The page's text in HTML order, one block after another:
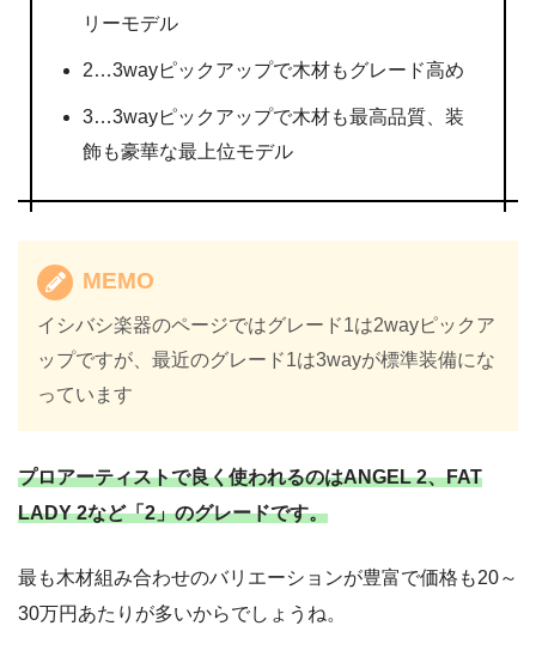
リーモデル
2…3wayピックアップで木材もグレード高め
3…3wayピックアップで木材も最高品質、装
飾も豪華な最上位モデル
MEMO
イシバシ楽器のページではグレード1は2wayピックア
ップですが、最近のグレード1は3wayが標準装備にな
っています
プロアーティストで良く使われるのはANGEL 2、FAT
LADY 2など「2」のグレードです。
最も木材組み合わせのバリエーションが豊富で価格も20～
30万円あたりが多いからでしょうね。